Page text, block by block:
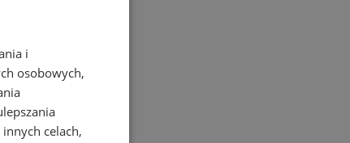
i
osobowych,
celach,